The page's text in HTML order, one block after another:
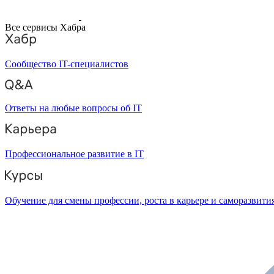
Все сервисы Хабра
Сообщество IT-специалистов
Ответы на любые вопросы об IT
Профессиональное развитие в IT
Обучение для смены профессии, роста в карьере и